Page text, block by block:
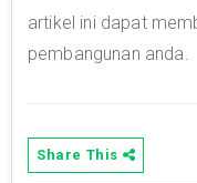
artikel ini dapat
pembangunan anda.
Share This